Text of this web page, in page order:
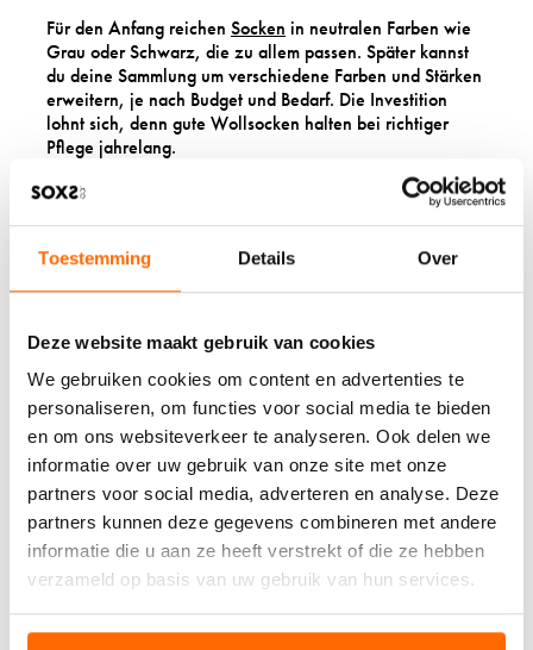
Toestemming Details Over
Deze website maakt gebruik van cookies
We gebruiken cookies om content en advertenties te
personaliseren, om functies voor social media te bieden
en om ons websiteverkeer te analyseren. Ook delen we
informatie over uw gebruik van onze site met onze
partners voor social media, adverteren en analyse. Deze
partners kunnen deze gegevens combineren met andere
informatie die u aan ze heeft verstrekt of die ze hebben
verzameld op basis van uw gebruik van hun services.
Für den Anfang reichen Socken in neutralen Farben wie
Grau oder Schwarz, die zu allem passen. Später kannst
du deine Sammlung um verschiedene Farben und Stärken
erweitern, je nach Budget und Bedarf. Die Investition
lohnt sich, denn gute Wollsocken halten bei richtiger
Pflege jahrelang.
Denk daran: Wolle ist mehr als nur ein Material, sie ist
eine Lebenseinstellung. Komfort, Nachhaltigkeit und
Studentenleben passt.
Bei unsfindest du hochwertige
dabei ihr Budget zu überlasten.
HÄUFIG GESTELLTE
FRAGEN
WIE ERKENNE ICH
HOCHWERTIGE
WOLLSOCKEN, DIE IHR
GELD WERT SIND?